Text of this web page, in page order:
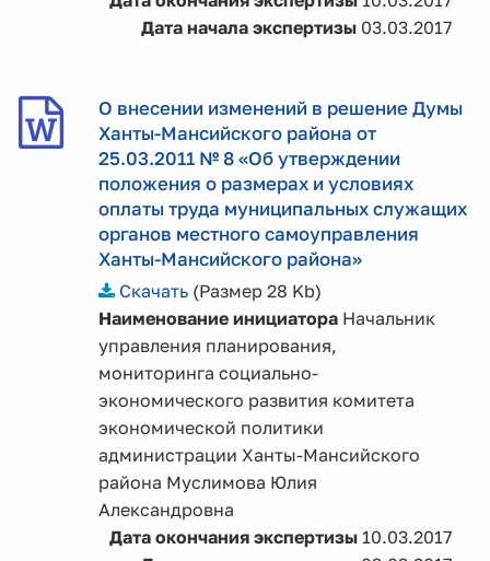
Дата начала экспертизы03.03.2017
О внесении изменений в решение Думы
Ханты-Мансийского района от
25.03.2011 № 8 «Об утверждении
положения о размерах и условиях
оплаты труда муниципальных служащих
органов местного самоуправления
Ханты-Мансийского района»
Скачать(Размер 28 Kb)
Наименование инициатора Начальник
управления планирования,
мониторинга социально-
экономического развития комитета
экономической политики
администрации Ханты-Мансийского
района Муслимова Юлия
Александровна
Дата окончания экспертизы10.03.2017